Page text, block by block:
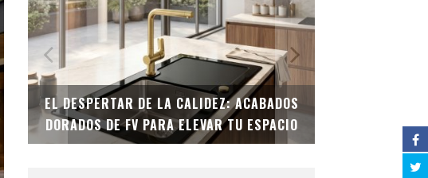
EL DESPERTAR DE LA CALIDEZ: ACABADOS
DORADOS DE FV PARA ELEVAR TU ESPACIO
EL INODORO